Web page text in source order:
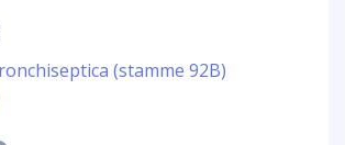
(stamme 92B)